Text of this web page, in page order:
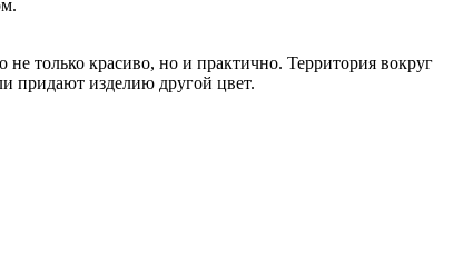
только красиво, но и практично. Территория вокруг
придают изделию другой цвет.